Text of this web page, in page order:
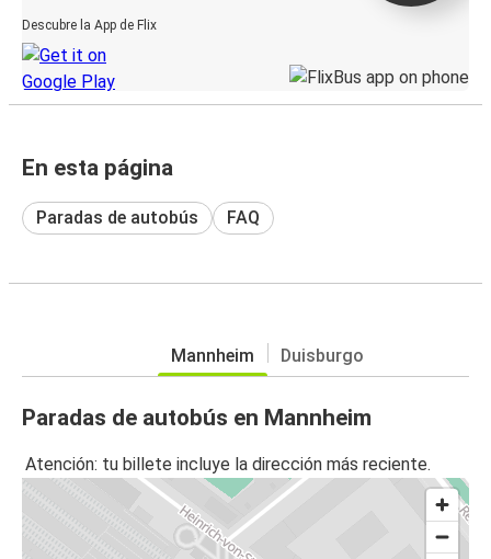
Descubre la App de Flix
En esta página
Paradas de autobús FAQ
Mannheim Duisburgo
Paradas de autobús en Mannheim
Atención: tu billete incluye la dirección más reciente.